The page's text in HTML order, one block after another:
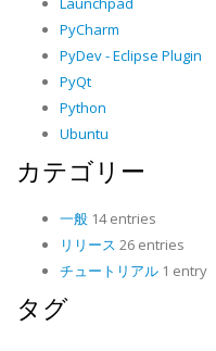
PyCharm
PyDev - Eclipse Plugin
PyQt
Python
Ubuntu
カテゴリー
一般 14 entries
リリース 26 entries
チュートリアル 1 entry
タグ